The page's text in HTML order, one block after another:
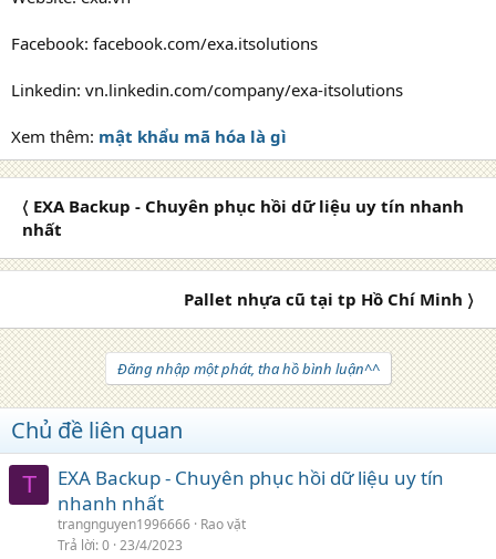
Facebook: facebook.com/exa.itsolutions
Linkedin: vn.linkedin.com/company/exa-itsolutions
Xem thêm: mật khẩu mã hóa là gì
〈 EXA Backup - Chuyên phục hồi dữ liệu uy tín nhanh
nhất
Pallet nhựa cũ tại tp Hồ Chí Minh 〉
Đăng nhập một phát, tha hồ bình luận^^
Chủ đề liên quan
T
EXA Backup - Chuyên phục hồi dữ liệu uy tín
nhanh nhất
trangnguyen1996666 Rao vặt
Trả lời 0 23/4/2023